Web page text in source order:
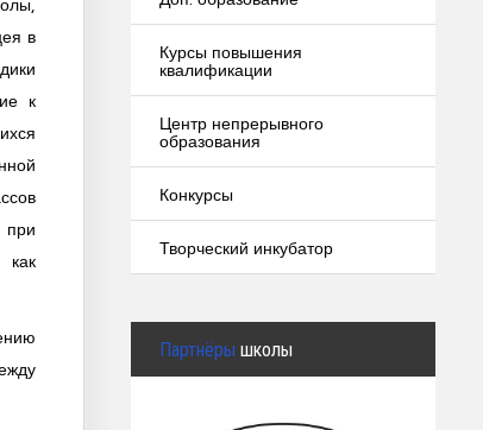
в
к
при
как
Курсы повышения
квалификации
Центр непрерывного
образования
Конкурсы
Творческий инкубатор
Партнёры школы